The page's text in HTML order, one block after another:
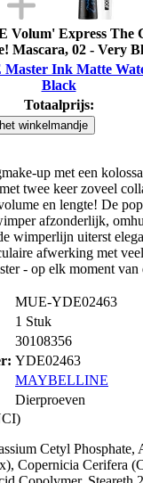
Express The
Mascara, 02 - Very
Ink Matte
Black
Totaalprijs:
winkelmandje
up met een
twee keer zoveel
en lengte! De
afzonderlijk,
wimperlijn uiterst
afwerking met
- op elk moment van
MUE-YDE02463
1 Stuk
30108356
YDE02463
MAYBELLINE
Dierproeven
Cetyl Phosphate,
Copernicia Cerifera